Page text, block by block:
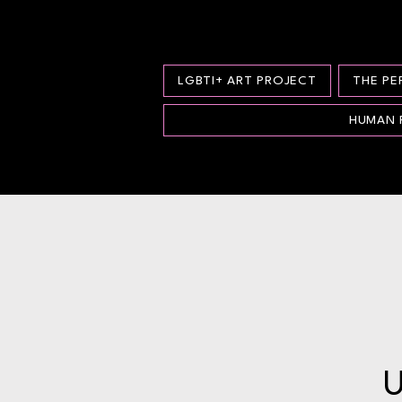
LGBTI+ ART PROJECT THE
HUMAN